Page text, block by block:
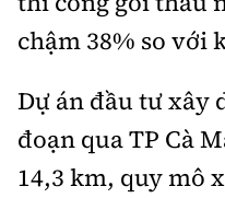
chậm 38% so với
Dự án đầu tư xây
đoạn qua TP Cà
14,3 km, quy mô